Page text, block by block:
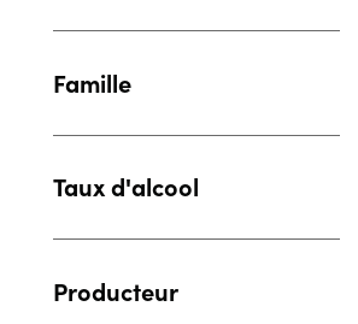
Famille
Taux d'alcool
Producteur